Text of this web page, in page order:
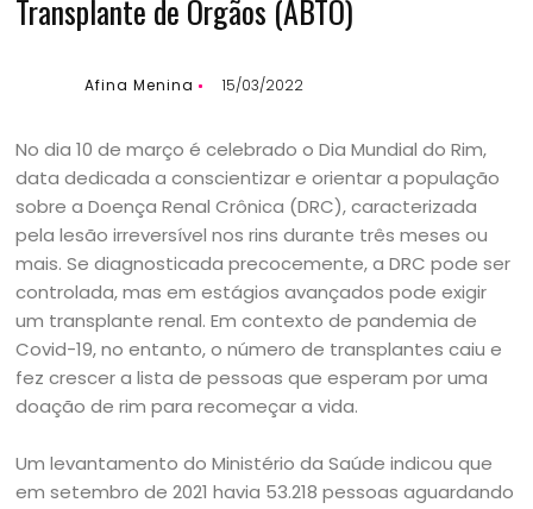
Transplante de Órgãos (ABTO)
Afina Menina 15/03/2022
No dia 10 de março é celebrado o Dia Mundial do Rim,
data dedicada a conscientizar e orientar a população
sobre a Doença Renal Crônica (DRC), caracterizada
pela lesão irreversível nos rins durante três meses ou
mais. Se diagnosticada precocemente, a DRC pode ser
controlada, mas em estágios avançados pode exigir
um transplante renal. Em contexto de pandemia de
Covid-19, no entanto, o número de transplantes caiu e
fez crescer a lista de pessoas que esperam por uma
doação de rim para recomeçar a vida.
Um levantamento do Ministério da Saúde indicou que
em setembro de 2021 havia 53.218 pessoas aguardando